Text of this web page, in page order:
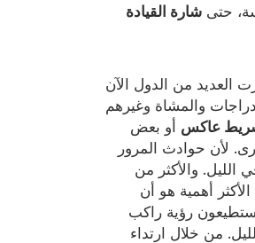
حتى شارة القيادة
العديد من الدول الآن
والمشاة وغيرهم
عاكس أو بعض
لأن حوادث المرور
والأكثر من
أهمية هو أن
رؤية راكب
من خلال ارتداء